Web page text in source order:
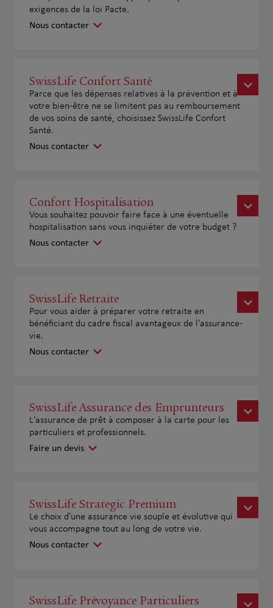
exigences de la loi Pacte.
Nous contacter
SwissLife Confort Santé
Parce que les dépenses relatives à la prévention et à
votre bien-être ne se limitent pas au remboursement
de vos soins de santé, choisissez SwissLife Confort
Santé.
Nous contacter
Confort Hospitalisation
Vous souhaitez pouvoir faire face à une éventuelle
hospitalisation sans vous inquiéter de votre budget ?
Nous contacter
SwissLife Retraite
Pour vous aider à préparer votre retraite en
bénéficiant du cadre fiscal avantageux de l'assurance-
vie.
Nous contacter
SwissLife Assurance des Emprunteurs
L'assurance de prêt à composer à la carte pour les
particuliers et professionnels.
Faire un devis
SwissLife Strategic Premium
Le choix d'une assurance vie souple et évolutive qui
vous accompagne tout au long de votre vie.
Nous contacter
SwissLife Prévoyance Particuliers